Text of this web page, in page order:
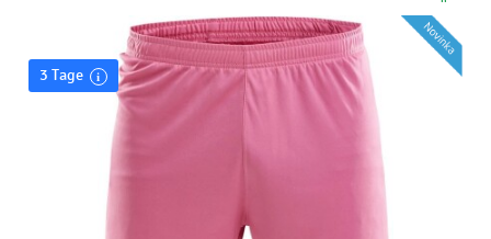
3 Tage